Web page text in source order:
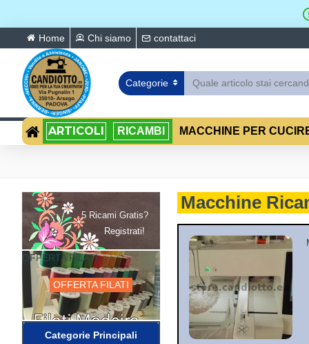
Home Chi siamo contattaci
Categorie
ARTICOLI RICAMBI MACCHINE PER
Registrati!
5 Ricami Gratis?
OFFERTA FILATI
OFFERTA FILATI
Categorie Principali
Macchine